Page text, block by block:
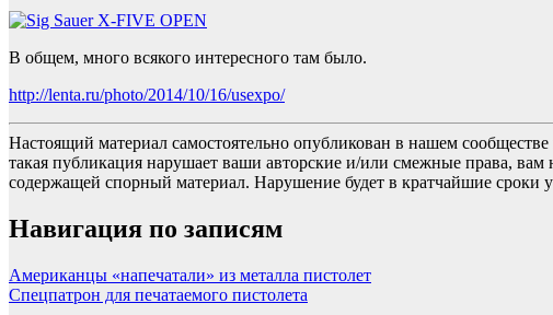
В общем, много всякого интересного там было.
http://lenta.ru/photo/2014/10/16/usexpo/
Настоящий материал самостоятельно опубликован в нашем сообществе
такая публикация нарушает ваши авторские и/или смежные права,
содержащей спорный материал. Нарушение будет в кратчайшие сроки
Навигация по записям
Американцы «напечатали» из металла пистолет
Спецпатрон для печатаемого пистолета